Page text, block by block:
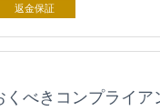
クトにお伝えします。
返金保証
べきコンプライア